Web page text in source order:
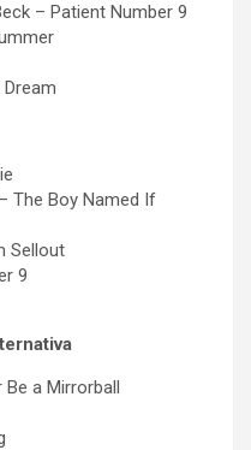
– Patient Number 9
The Boy Named If
Sellout
9
Be a Mirrorball